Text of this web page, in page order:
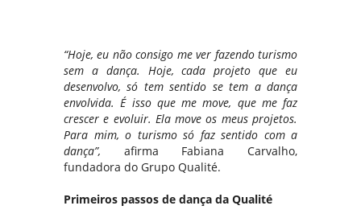
“Hoje, eu não consigo me ver fazendo turismo
sem a dança. Hoje, cada projeto que eu
desenvolvo, só tem sentido se tem a dança
envolvida. É isso que me move, que me faz
crescer e evoluir. Ela move os meus projetos.
Para mim, o turismo só faz sentido com a
dança”, afirma Fabiana Carvalho,
fundadora do Grupo Qualité.
Primeiros passos de dança da Qualité